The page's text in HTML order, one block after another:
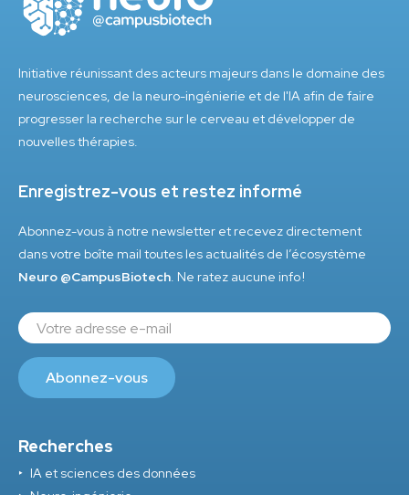
Initiative réunissant des acteurs majeurs dans le domaine des
neurosciences, de la neuro-ingénierie et de l'IA afin de faire
progresser la recherche sur le cerveau et développer de
nouvelles thérapies.
Enregistrez-vous et restez informé
Abonnez-vous à notre newsletter et recevez directement
dans votre boîte mail toutes les actualités de l’écosystème
Neuro @CampusBiotech. Ne ratez aucune info !
Recherches
IA et sciences des données